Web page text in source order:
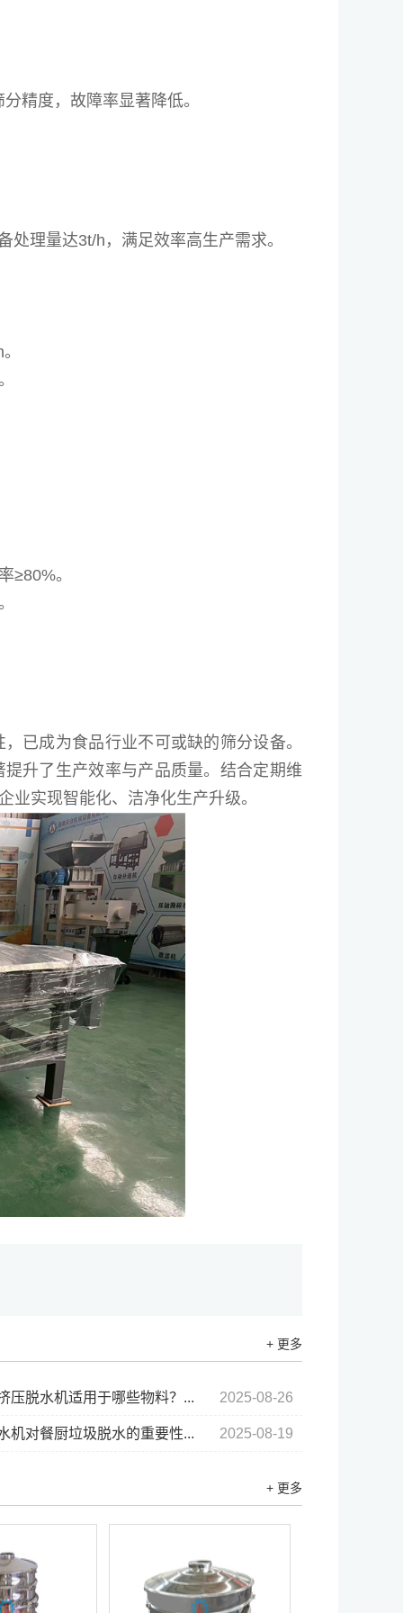
精度，故障率显著降低。
理量达3t/h，满足效率高生产需求。
≥80%。
已成为食品行业不可或缺的筛分设备。
升了生产效率与产品质量。结合定期维
实现智能化、洁净化生产升级。
+ 更多
2025-08-26
压脱水机适用于哪些物料？...
2025-08-19
机对餐厨垃圾脱水的重要性...
+ 更多